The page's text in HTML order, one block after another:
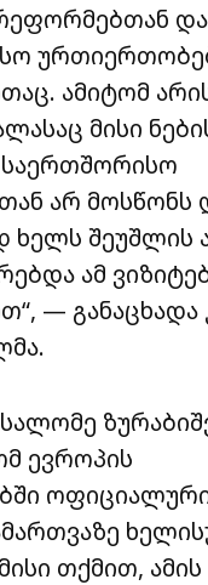
და
ამიტომ
მისი
საერთშორისო
არ მოსწონს
ხელს შეუშლის
ამ
— განაცხადა
ევროპის
თქმით, ამის